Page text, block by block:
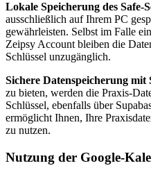
Lokale Speicherung des Safe-
ausschließlich auf Ihrem PC
gewährleisten. Selbst im Falle
Zeipsy Account bleiben die
Schlüssel unzugänglich.
Sichere Datenspeicherung mit
zu bieten, werden die Praxis-
Schlüssel, ebenfalls über
ermöglicht Ihnen, Ihre
zu nutzen.
Nutzung der Google-